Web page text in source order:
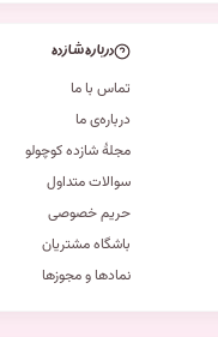
درباره شازده
تماس با ما
درباره‌ی ما
مجلهٔ شازده کوچولو
سوالات متداول
حریم خصوصی
باشگاه مشتریان
نمادها و مجوزها